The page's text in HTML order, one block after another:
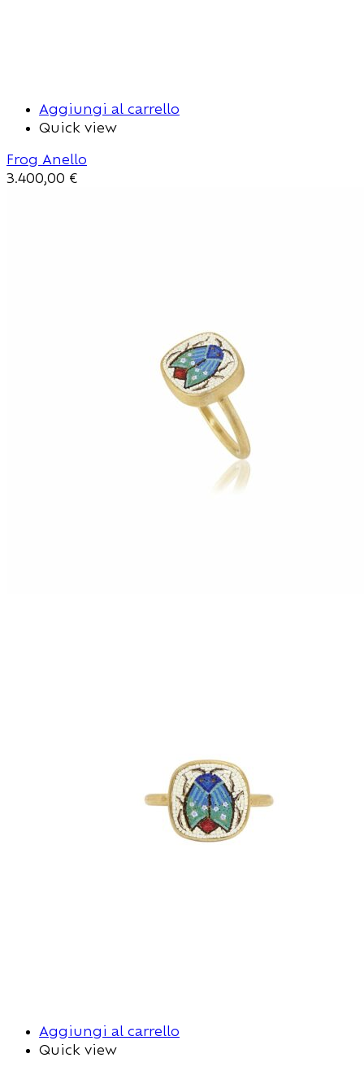
Aggiungi al carrello
Quick view
Frog Anello
3.400,00 €
Aggiungi al carrello
Quick view